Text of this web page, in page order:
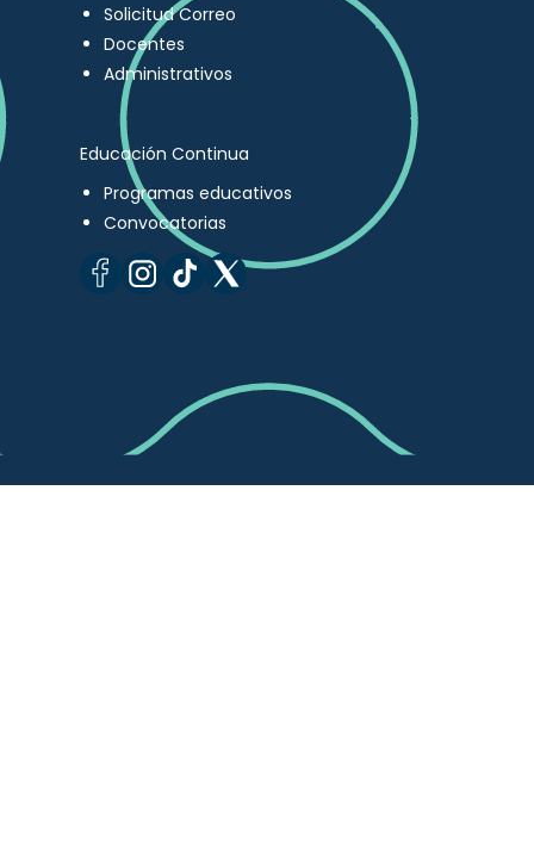
Solicitud Correo
Docentes
Administrativos
Educación Continua
Programas educativos
Convocatorias